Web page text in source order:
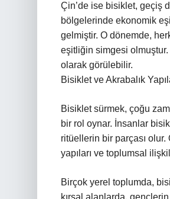
Çin’de ise bisiklet, geçiş
bölgelerinde ekonomik
gelmiştir. O dönemde,
eşitliğin simgesi olmuştur.
olarak görülebilir.
Bisiklet ve Akrabalık
Bisiklet sürmek, çoğu
bir rol oynar. İnsanlar
ritüellerin bir parçası
yapıları ve toplumsal
Birçok yerel toplumda,
kırsal alanlarda,